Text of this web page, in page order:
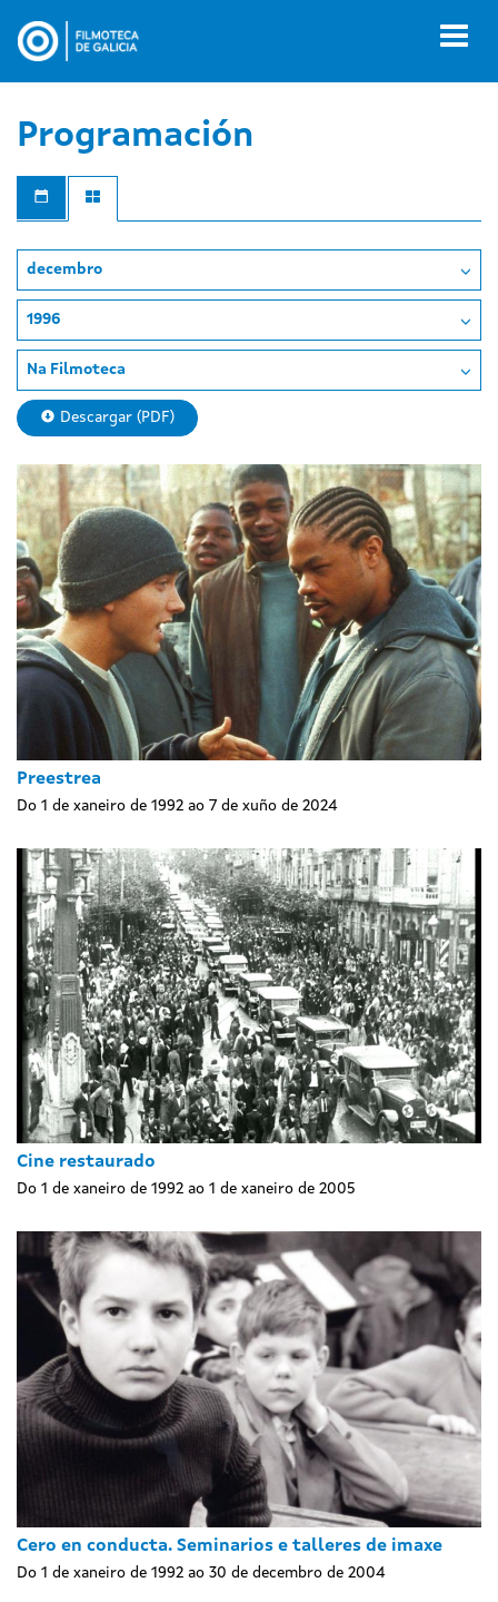
contido
Programación
decembro
1996
Na Filmoteca
Descargar (PDF)
Preestrea
Do 1 de xaneiro de 1992 ao 7 de xuño de 2024
Cine restaurado
Do 1 de xaneiro de 1992 ao 1 de xaneiro de 2005
Cero en conducta. Seminarios e talleres de imaxe
Do 1 de xaneiro de 1992 ao 30 de decembro de 2004